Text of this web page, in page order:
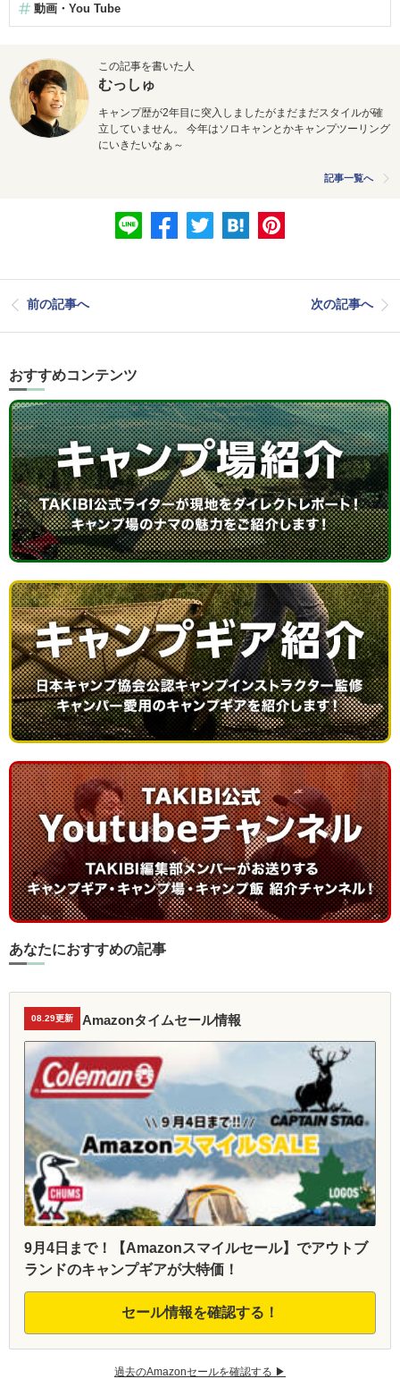
動画・You Tube
この記事を書いた人
むっしゅ
キャンプ歴が2年目に突入しましたがまだまだスタイルが確
立していません。 今年はソロキャンとかキャンプツーリング
にいきたいなぁ～
記事一覧へ
前の記事へ 次の記事へ
おすすめコンテンツ
あなたにおすすめの記事
08.29更新 Amazonタイムセール情報
9月4日まで！【Amazonスマイルセール】でアウトブ
ランドのキャンプギアが大特価！
セール情報を確認する！
過去のAmazonセールを確認する ▶︎